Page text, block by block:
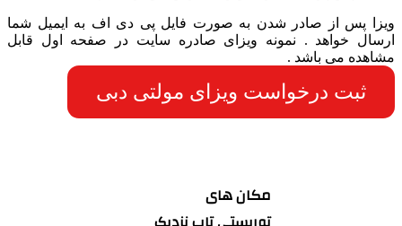
ویزا پس از صادر شدن به صورت فایل پی دی اف به ایمیل شما
ارسال خواهد . نمونه ویزای صادره سایت در صفحه اول قابل
مشاهده می باشد .
ثبت درخواست ویزای مولتی دبی
مکان های